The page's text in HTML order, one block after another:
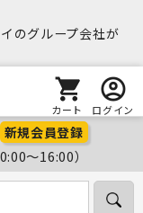
のグループ会社が
カート ログイン
新規会員登録
～16:00）